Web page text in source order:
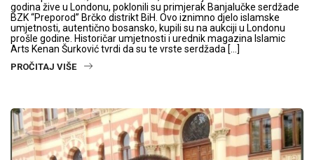
godina žive u Londonu, poklonili su primjerak Banjalučke serdžade
BZK “Preporod” Brčko distrikt BiH. Ovo iznimno djelo islamske
umjetnosti, autentično bosansko, kupili su na aukciji u Londonu
prošle godine. Historičar umjetnosti i urednik magazina Islamic
Arts Kenan Šurković tvrdi da su te vrste serdžada […]
PROČITAJ VIŠE